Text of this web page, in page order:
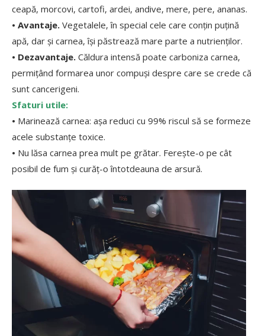
ceapă, morcovi, cartofi, ardei, andive, mere, pere, ananas.
• Avantaje. Vegetalele, în special cele care conțin puțină
apă, dar și carnea, își păstrează mare parte a nutrienților.
• Dezavantaje. Căldura intensă poate carboniza carnea,
permițând formarea unor compuși despre care se crede că
sunt cancerigeni.
Sfaturi utile:
• Marinează carnea: așa reduci cu 99% riscul să se formeze
acele substanțe toxice.
• Nu lăsa carnea prea mult pe grătar. Ferește-o pe cât
posibil de fum și curăț-o întotdeauna de arsură.